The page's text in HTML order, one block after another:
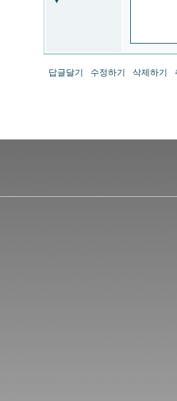
답글달기 수정하기 삭제하기